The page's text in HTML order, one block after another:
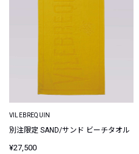
VILEBREQUIN
別注限定 SAND/サンド ビーチタオル
¥27,500